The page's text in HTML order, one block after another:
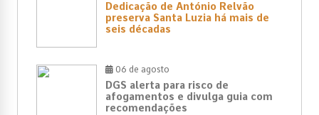
Dedicação de António Relvão
preserva Santa Luzia há mais de
seis décadas
06 de agosto
DGS alerta para risco de
afogamentos e divulga guia com
recomendações